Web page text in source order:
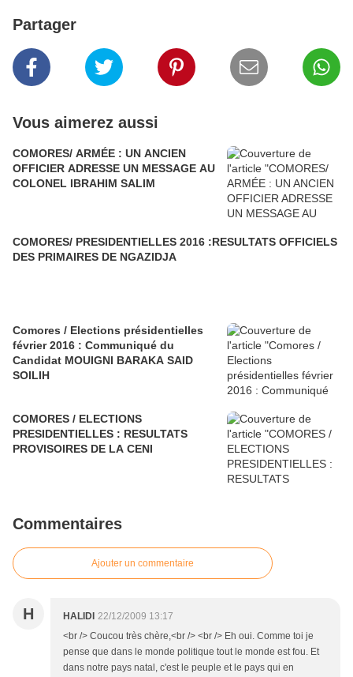
Partager
Vous aimerez aussi
COMORES/ ARMÉE : UN ANCIEN
OFFICIER ADRESSE UN MESSAGE AU
COLONEL IBRAHIM SALIM
COMORES/ PRESIDENTIELLES 2016 :RESULTATS OFFICIELS
DES PRIMAIRES DE NGAZIDJA
Comores / Elections présidentielles
février 2016 : Communiqué du
Candidat MOUIGNI BARAKA SAID
SOILIH
COMORES / ELECTIONS
PRESIDENTIELLES : RESULTATS
PROVISOIRES DE LA CENI
Commentaires
Ajouter un commentaire
H HALIDI 22/12/2009 13:17
<br /> Coucou très chère,<br /> <br /> Eh oui. Comme toi je
pense que dans le monde politique tout le monde est fou. Et
dans notre pays natal, c'est le peuple et le pays qui en